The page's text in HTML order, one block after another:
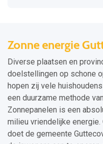
Zonne energie
Diverse plaatsen en
doelstellingen op schone
hopen zij vele
een duurzame methode
Zonnepanelen is een
milieu vriendelijke
doet de gemeente